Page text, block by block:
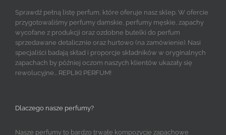
Sprawdź pełną listę perfum, które oferuje nasz sklep. W ofercie
przygotowaliśmy perfumy damskie, perfumy męskie, zapachy
wycofane z produkcji oraz ozdobne butelki do perfum
sprzedawane detalicznie oraz hurtowo (na zamówienie). Nasi
specjaliści badają skład i proporcje składników w oryginalnych
zapachach by później oczom naszych klientów ukazały się
rewolucyjne... REPLIKI PERFUM!
Dlaczego nasze perfumy?
Nasze perfumy to bardzo trwałe kompozycje zapachowe